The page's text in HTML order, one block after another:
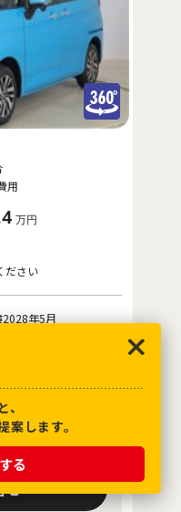
します。
る
用
万円
ださい
2028年5月
せ